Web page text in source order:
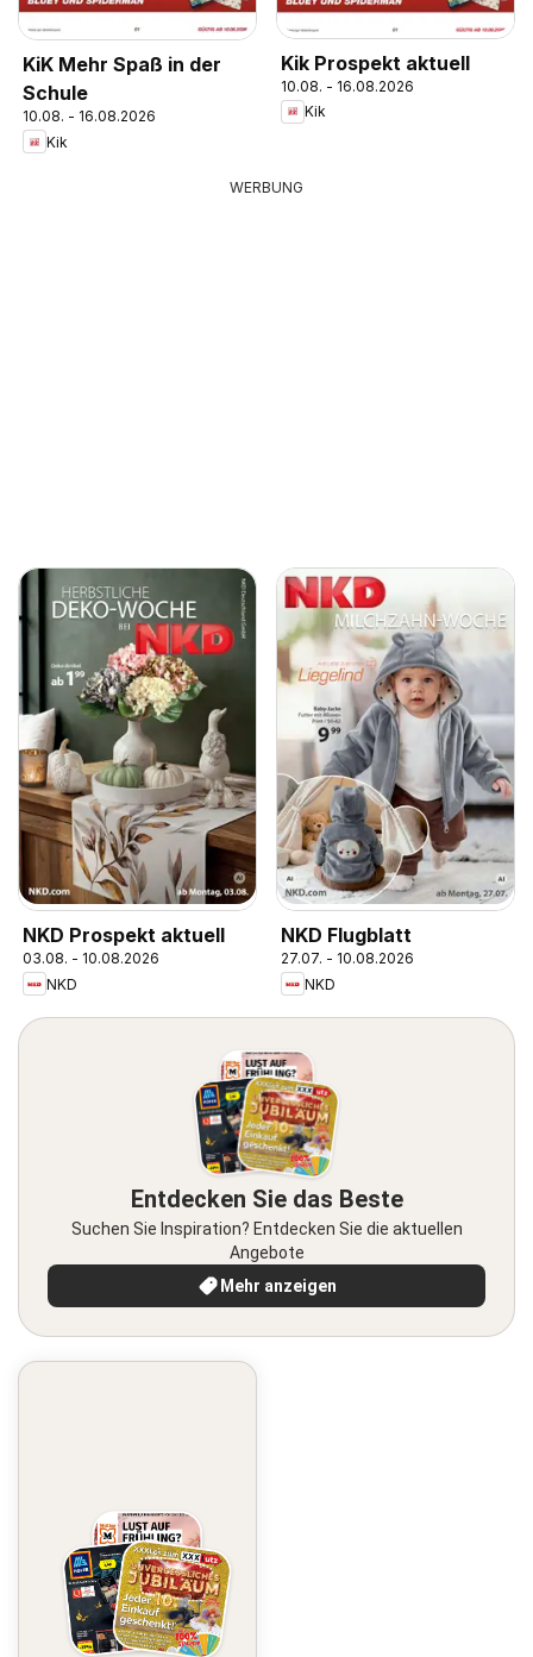
KiK Mehr Spaß in der
Schule
10.08. - 16.08.2026
Kik
Kik Prospekt aktuell
10.08. - 16.08.2026
Kik
WERBUNG
NKD Prospekt aktuell
03.08. - 10.08.2026
NKD
NKD Flugblatt
27.07. - 10.08.2026
NKD
Entdecken Sie das Beste
Suchen Sie Inspiration? Entdecken Sie die aktuellen
Angebote
Mehr anzeigen